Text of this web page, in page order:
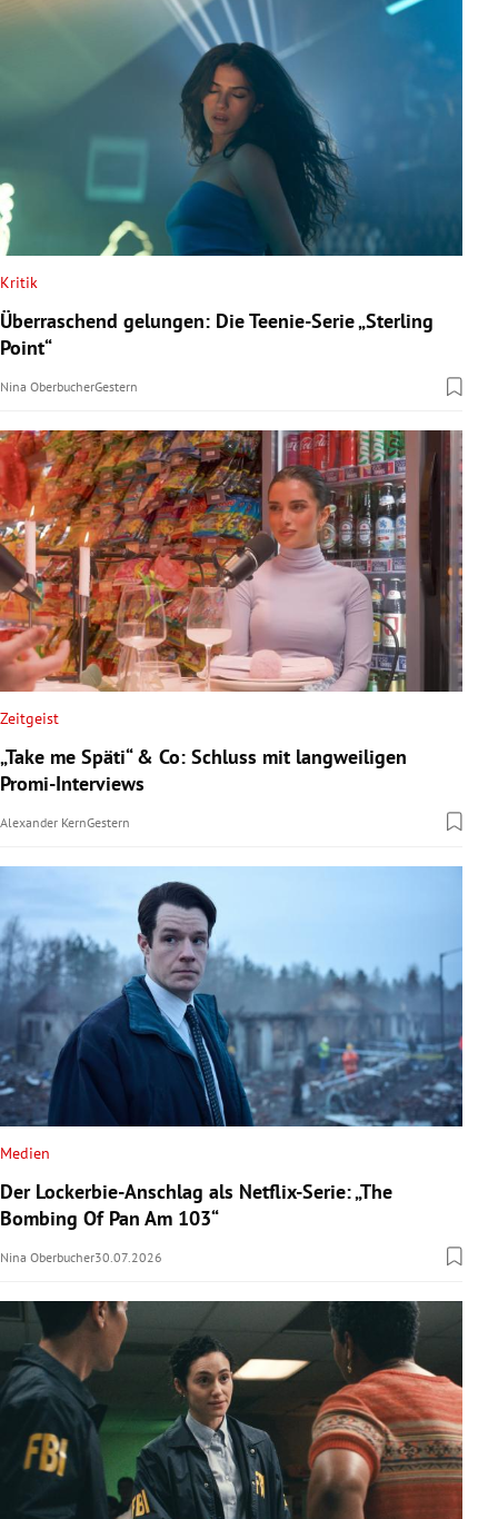
Kritik
Überraschend gelungen: Die Teenie-Serie „Sterling
Point“
Nina OberbucherGestern
Zeitgeist
„Take me Späti“ & Co: Schluss mit langweiligen
Promi-Interviews
Alexander KernGestern
Medien
Der Lockerbie-Anschlag als Netflix-Serie: „The
Bombing Of Pan Am 103“
Nina Oberbucher30.07.2026